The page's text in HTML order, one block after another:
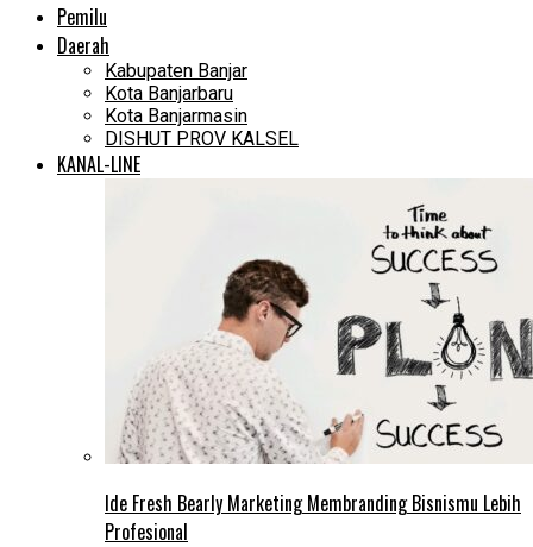
Pemilu
Daerah
Kabupaten Banjar
Kota Banjarbaru
Kota Banjarmasin
DISHUT PROV KALSEL
KANAL-LINE
Ide Fresh Bearly Marketing Membranding Bisnismu Lebih
Profesional